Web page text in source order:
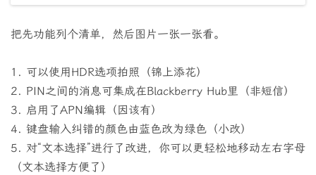
把先功能列个清单，然后图片一张一张看。
1. 可以使用HDR选项拍照（锦上添花）
2. PIN之间的消息可集成在Blackberry Hub里（非短信）
3. 启用了APN编辑（因该有）
4. 键盘输入纠错的颜色由蓝色改为绿色（小改）
5. 对“文本选择”进行了改进，你可以更轻松地移动左右字母
（文本选择方便了）